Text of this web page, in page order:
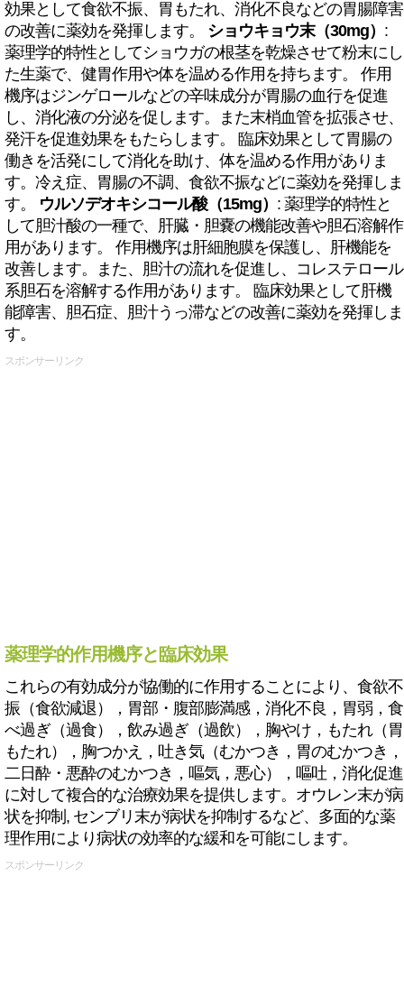
効果として食欲不振、胃もたれ、消化不良などの胃腸障害
の改善に薬効を発揮します。 ショウキョウ末（30mg） :
薬理学的特性としてショウガの根茎を乾燥させて粉末にし
た生薬で、健胃作用や体を温める作用を持ちます。 作用
機序はジンゲロールなどの辛味成分が胃腸の血行を促進
し、消化液の分泌を促します。また末梢血管を拡張させ、
発汗を促進効果をもたらします。 臨床効果として胃腸の
働きを活発にして消化を助け、体を温める作用がありま
す。冷え症、胃腸の不調、食欲不振などに薬効を発揮しま
す。 ウルソデオキシコール酸（15mg） : 薬理学的特性と
して胆汁酸の一種で、肝臓・胆嚢の機能改善や胆石溶解作
用があります。 作用機序は肝細胞膜を保護し、肝機能を
改善します。また、胆汁の流れを促進し、コレステロール
系胆石を溶解する作用があります。 臨床効果として肝機
能障害、胆石症、胆汁うっ滞などの改善に薬効を発揮しま
す。
スポンサーリンク
薬理学的作用機序と臨床効果
これらの有効成分が協働的に作用することにより、食欲不
振（食欲減退），胃部・腹部膨満感，消化不良，胃弱，食
べ過ぎ（過食），飲み過ぎ（過飲），胸やけ，もたれ（胃
もたれ），胸つかえ，吐き気（むかつき，胃のむかつき，
二日酔・悪酔のむかつき，嘔気，悪心），嘔吐，消化促進
に対して複合的な治療効果を提供します。オウレン末が病
状を抑制, センブリ末が病状を抑制するなど、多面的な薬
理作用により病状の効率的な緩和を可能にします。
スポンサーリンク